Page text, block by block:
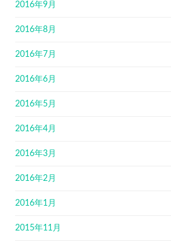
2016年9月
2016年8月
2016年7月
2016年6月
2016年5月
2016年4月
2016年3月
2016年2月
2016年1月
2015年11月